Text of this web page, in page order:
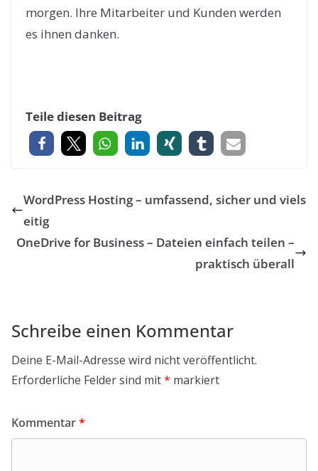
morgen. Ihre Mitarbeiter und Kunden werden
es ihnen danken.
Teile diesen Beitrag
WordPress Hosting – umfassend, sicher und viels
eitig
OneDrive for Business – Dateien einfach teilen –
praktisch überall
Schreibe einen Kommentar
Deine E-Mail-Adresse wird nicht veröffentlicht.
Erforderliche Felder sind mit* markiert
Kommentar*